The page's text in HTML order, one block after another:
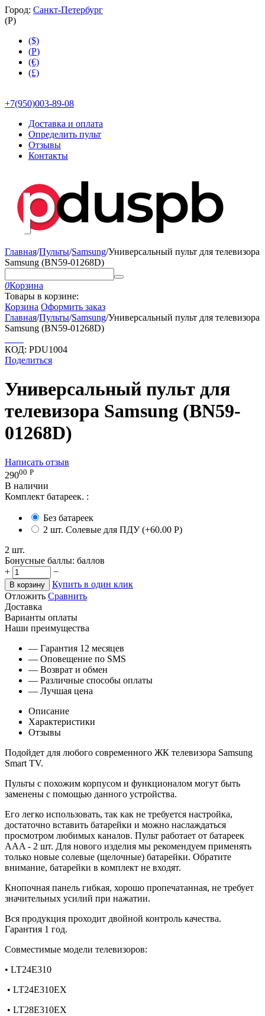
Город: Санкт-Петербург
(Р)
($)
(Р)
(€)
(£)
+7(950)003-89-08
Доставка и оплата
Определить пульт
Отзывы
Контакты
Главная/Пульты/Samsung/Универсальный пульт для телевизора
Samsung (BN59-01268D)
0Корзина
Товары в корзине:
Корзина Оформить заказ
Главная/Пульты/Samsung/Универсальный пульт для телевизора
Samsung (BN59-01268D)
КОД: PDU1004
Поделиться
Универсальный пульт для
телевизора Samsung (BN59-
01268D)
Написать отзыв
29000 Р
В наличии
Комплект батареек. :
Без батареек
2 шт. Солевые для ПДУ (+60.00 Р)
2 шт.
Бонусные баллы: баллов
+
−
В корзину
Купить в один клик
Отложить Сравнить
Доставка
Варианты оплаты
Наши преимущества
— Гарантия 12 месяцев
— Оповещение по SMS
— Возврат и обмен
— Различные способы оплаты
— Лучшая цена
Описание
Характеристики
Отзывы
Подойдет для любого современного ЖК телевизора Samsung
Smart TV.
Пульты с похожим корпусом и функционалом могут быть
заменены с помощью данного устройства.
Его легко использовать, так как не требуется настройка,
достаточно вставить батарейки и можно наслаждаться
просмотром любимых каналов. Пульт работает от батареек
AAA - 2 шт. Для нового изделия мы рекомендуем применять
только новые солевые (щелочные) батарейки. Обратите
внимание, батарейки в комплект не входят.
Кнопочная панель гибкая, хорошо пропечатанная, не требует
значительных усилий при нажатии.
Вся продукция проходит двойной контроль качества.
Гарантия 1 год.
Совместимые модели телевизоров:
• LT24E310
• LT24E310EX
• LT28E310EX